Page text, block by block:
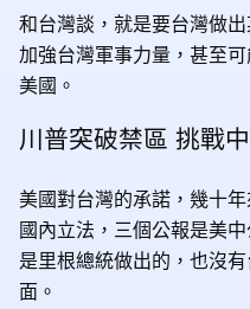
和台灣談，就是要台灣做
加強台灣軍事力量，甚至
美國。
川普突破禁區 挑戰
美國對台灣的承諾，幾十
國內立法，三個公報是美
是里根總統做出的，也沒
面。